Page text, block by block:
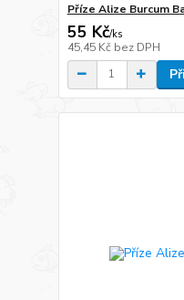
Příze Alize Burcum
55 Kč/ks
45,45 Kč bez DPH